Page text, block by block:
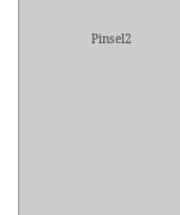
Pinsel2